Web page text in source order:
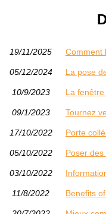
19/11/2025 Comment
05/12/2024 La pose
10/9/2023 La
09/1/2023 Tournez
17/10/2022 Porte
05/10/2022 Poser
03/10/2022
11/8/2022 Benefits